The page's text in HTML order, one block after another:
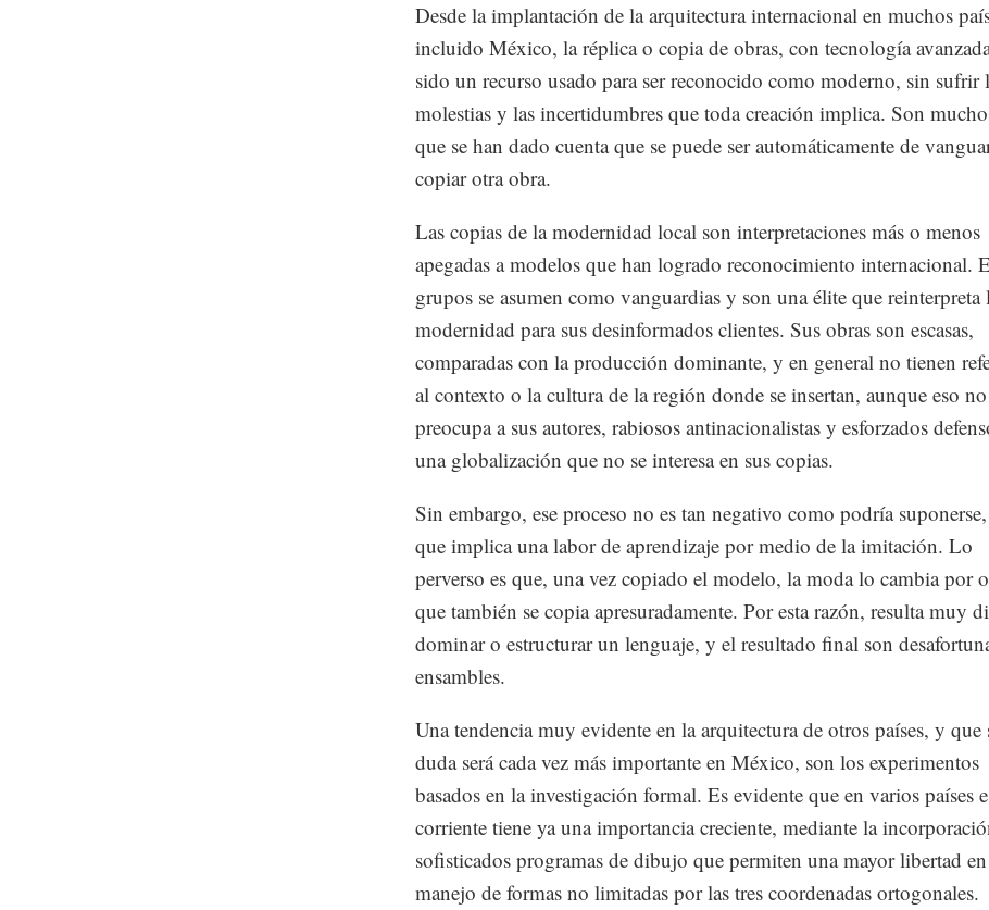
Desde la implantación de la arquitectura internacional en muchos
incluido México, la réplica o copia de obras, con tecnología
sido un recurso usado para ser reconocido como moderno, sin sufrir
molestias y las incertidumbres que toda creación implica. Son
que se han dado cuenta que se puede ser automáticamente de
copiar otra obra.
Las copias de la modernidad local son interpretaciones más o menos
apegadas a modelos que han logrado reconocimiento internacional.
grupos se asumen como vanguardias y son una élite que reinterpreta
modernidad para sus desinformados clientes. Sus obras son escasas,
comparadas con la producción dominante, y en general no tienen
al contexto o la cultura de la región donde se insertan, aunque eso no
preocupa a sus autores, rabiosos antinacionalistas y esforzados
una globalización que no se interesa en sus copias.
Sin embargo, ese proceso no es tan negativo como podría
que implica una labor de aprendizaje por medio de la imitación. Lo
perverso es que, una vez copiado el modelo, la moda lo cambia por
que también se copia apresuradamente. Por esta razón, resulta muy
dominar o estructurar un lenguaje, y el resultado final son
ensambles.
Una tendencia muy evidente en la arquitectura de otros países, y que
duda será cada vez más importante en México, son los experimentos
basados en la investigación formal. Es evidente que en varios países
corriente tiene ya una importancia creciente, mediante la
sofisticados programas de dibujo que permiten una mayor libertad
manejo de formas no limitadas por las tres coordenadas ortogonales.